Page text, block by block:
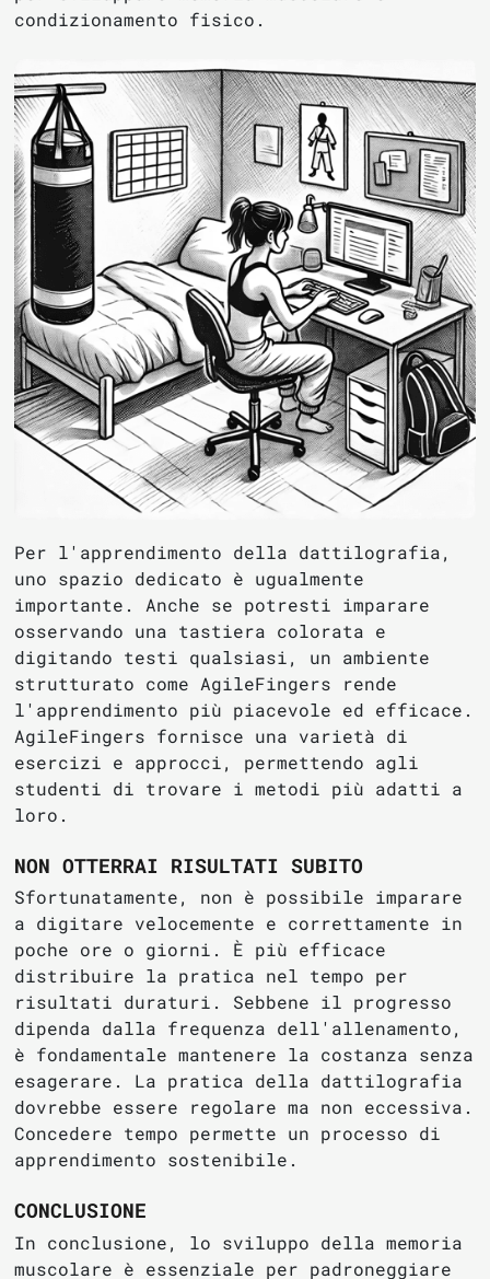
condizionamento fisico.
Per l'apprendimento della dattilografia,
uno spazio dedicato è ugualmente
importante. Anche se potresti imparare
osservando una tastiera colorata e
digitando testi qualsiasi, un ambiente
strutturato come AgileFingers rende
l'apprendimento più piacevole ed efficace.
AgileFingers fornisce una varietà di
esercizi e approcci, permettendo agli
studenti di trovare i metodi più adatti a
loro.
NON OTTERRAI RISULTATI SUBITO
Sfortunatamente, non è possibile imparare
a digitare velocemente e correttamente in
poche ore o giorni. È più efficace
distribuire la pratica nel tempo per
risultati duraturi. Sebbene il progresso
dipenda dalla frequenza dell'allenamento,
è fondamentale mantenere la costanza senza
esagerare. La pratica della dattilografia
dovrebbe essere regolare ma non eccessiva.
Concedere tempo permette un processo di
apprendimento sostenibile.
CONCLUSIONE
In conclusione, lo sviluppo della memoria
muscolare è essenziale per padroneggiare